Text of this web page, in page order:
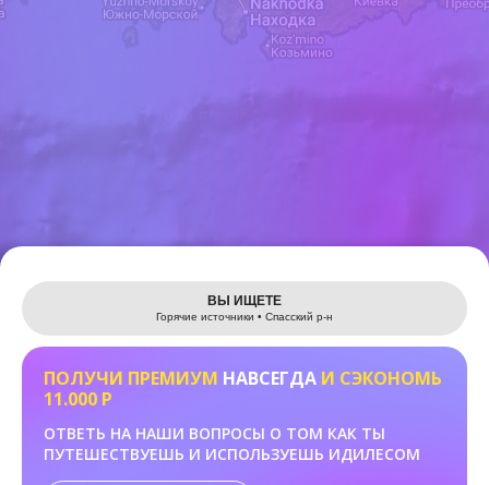
Leaflet
ВЫ ИЩЕТЕ
Горячие источники • Спасский р-н
ПОЛУЧИ ПРЕМИУМ НАВСЕГДА И СЭКОНОМЬ
11.000 Р
ОТВЕТЬ НА НАШИ ВОПРОСЫ О ТОМ КАК ТЫ
ПУТЕШЕСТВУЕШЬ И ИСПОЛЬЗУЕШЬ ИДИЛЕСОМ